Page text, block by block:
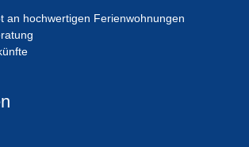
an hochwertigen Ferienwohnungen